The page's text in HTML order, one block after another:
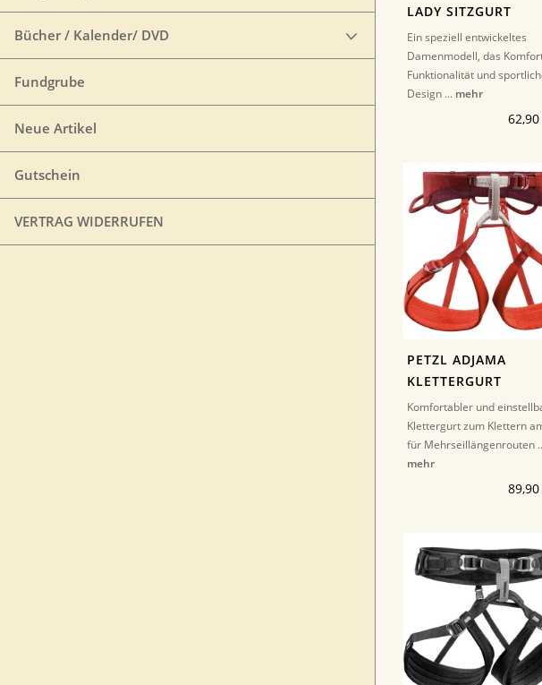
Bücher / Kalender/ DVD
Fundgrube
Neue Artikel
Gutschein
VERTRAG WIDERRUFEN
LADY SITZGURT
Ein speziell entwickeltes
Damenmodell, das
Funktionalität und
Design ... mehr
PETZL ADJAMA
KLETTERGURT
Komfortabler und
Klettergurt zum Klettern
für Mehrseillängenrouten
mehr